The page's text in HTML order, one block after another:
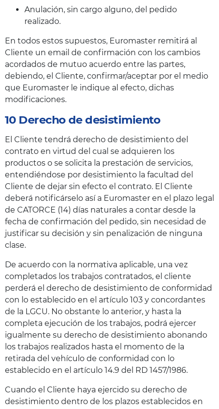
Anulación, sin cargo alguno, del pedido
realizado.
En todos estos supuestos, Euromaster remitirá al
Cliente un email de confirmación con los cambios
acordados de mutuo acuerdo entre las partes,
debiendo, el Cliente, confirmar/aceptar por el medio
que Euromaster le indique al efecto, dichas
modificaciones.
10 Derecho de desistimiento
El Cliente tendrá derecho de desistimiento del
contrato en virtud del cual se adquieren los
productos o se solicita la prestación de servicios,
entendiéndose por desistimiento la facultad del
Cliente de dejar sin efecto el contrato. El Cliente
deberá notificárselo así a Euromaster en el plazo legal
de CATORCE (14) días naturales a contar desde la
fecha de confirmación del pedido, sin necesidad de
justificar su decisión y sin penalización de ninguna
clase.
De acuerdo con la normativa aplicable, una vez
completados los trabajos contratados, el cliente
perderá el derecho de desistimiento de conformidad
con lo establecido en el artículo 103 y concordantes
de la LGCU. No obstante lo anterior, y hasta la
completa ejecución de los trabajos, podrá ejercer
igualmente su derecho de desistimiento abonando
los trabajos realizados hasta el momento de la
retirada del vehículo de conformidad con lo
establecido en el artículo 14.9 del RD 1457/1986.
Cuando el Cliente haya ejercido su derecho de
desistimiento dentro de los plazos establecidos en